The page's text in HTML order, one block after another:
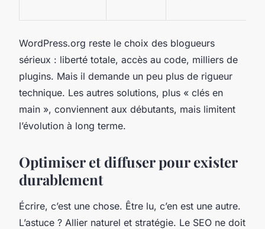
WordPress.org reste le choix des blogueurs
sérieux : liberté totale, accès au code, milliers de
plugins. Mais il demande un peu plus de rigueur
technique. Les autres solutions, plus « clés en
main », conviennent aux débutants, mais limitent
l’évolution à long terme.
Optimiser et diffuser pour exister
durablement
Écrire, c’est une chose. Être lu, c’en est une autre.
L’astuce ? Allier naturel et stratégie. Le SEO ne doit